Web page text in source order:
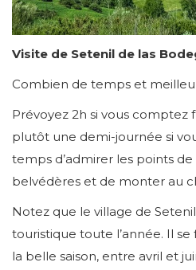
Visite de Setenil de las
Combien de temps et
Prévoyez 2h si vous comptez
plutôt une demi-journée si
temps d’admirer les points
belvédères et de monter au
Notez que le village de
touristique toute l’année. Il se
la belle saison, entre avril et